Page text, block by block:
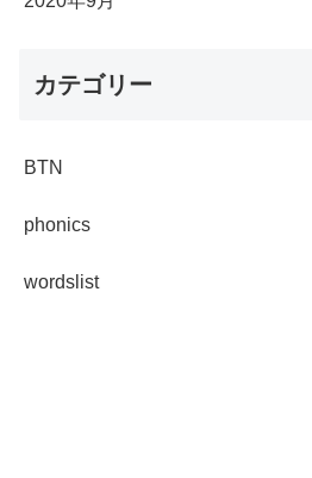
カテゴリー
BTN
phonics
wordslist